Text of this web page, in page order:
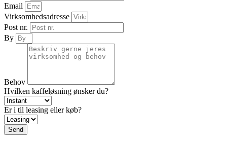
Email
Virksomhedsadresse
Post nr.
By
Behov
Hvilken kaffeløsning ønsker du?
Er i til leasing eller køb?
Send